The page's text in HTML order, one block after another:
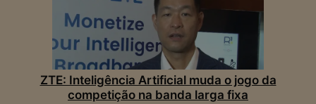
ZTE: Inteligência Artificial muda o jogo da
competição na banda larga fixa